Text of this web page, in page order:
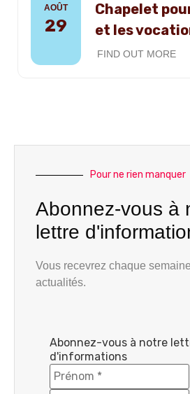
AOÛT
29
Chapelet
et les
FIND OUT MORE
Pour ne rien manquer
Abonnez-vous à
lettre
Vous recevrez chaque
actualités.
Abonnez-vous à notre
d'informations